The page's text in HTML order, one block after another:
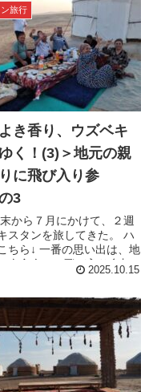
旅行
き香り、ウズベキ
く！(3)＞地元の親
に飛び入り参
3
から７月にかけて、２週
スタンを旅してきた。 ハ
ちら↓ 一番の思い出は、地
夕食会に、飛び入り参加
の１↓ そして前回は、こ
2025.10.15